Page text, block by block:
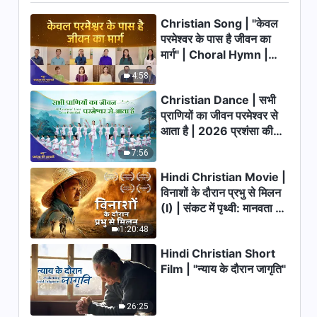
56:07
सर्वशक्तिमान परमेश्वर के वचन "देहधारी
परमेश्वर की सेवकाई और मनुष्य के कर्तव्य
के बीच अंतर"
28:22
सर्वशक्तिमान परमेश्वर के वचन "परमेश्वर
संपूर्ण सृष्टि का प्रभु है"
40:36
सर्वशक्तिमान परमेश्वर के वचन "तेरह
धर्मपत्रों पर तुम्हारा दृढ़ मत क्या है?"
34:00
सर्वशक्तिमान परमेश्वर के वचन "सफलता
या असफलता उस पथ पर निर्भर होती है
जिस पर मनुष्य चलता है" (भाग एक)
सर्वशक्तिमान परमेश्वर के वचन "सफलता
4:58
Christian Song | "केवल
परमेश्वर के पास है जीवन का
मार्ग" | Choral Hymn |
7:56
Christian Dance | सभी
प्राणियों का जीवन परमेश्वर से
आता है | 2026 प्रशंसा की
1:20:48
Hindi Christian Movie |
विनाशों के दौरान प्रभु से मिलन
(I) | संकट में पृथ्वी: मानवता का
26:25
Hindi Christian Short
Film | "न्याय के दौरान जागृति"